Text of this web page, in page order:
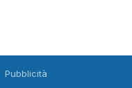
Pubblicità